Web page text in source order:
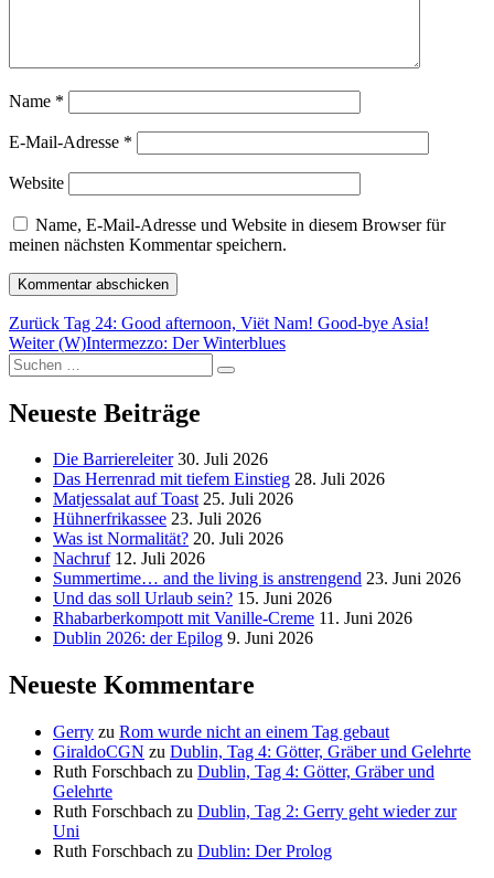
Name *
E-Mail-Adresse *
Website
Name, E-Mail-Adresse und Website in diesem Browser für
meinen nächsten Kommentar speichern.
Beitragsnavigation
Zurück Vorheriger
Beitrag:
Tag 24: Good afternoon, Viët Nam! Good-bye Asia!
Weiter Nächster
Beitrag:
(W)Intermezzo: Der Winterblues
Suchen
nach:
Suchen
Neueste Beiträge
Die Barriereleiter 30. Juli 2026
Das Herrenrad mit tiefem Einstieg 28. Juli 2026
Matjessalat auf Toast 25. Juli 2026
Hühnerfrikassee 23. Juli 2026
Was ist Normalität? 20. Juli 2026
Nachruf 12. Juli 2026
Summertime… and the living is anstrengend 23. Juni 2026
Und das soll Urlaub sein? 15. Juni 2026
Rhabarberkompott mit Vanille-Creme 11. Juni 2026
Dublin 2026: der Epilog 9. Juni 2026
Neueste Kommentare
Gerry zu Rom wurde nicht an einem Tag gebaut
GiraldoCGN zu Dublin, Tag 4: Götter, Gräber und Gelehrte
Ruth Forschbach zu Dublin, Tag 4: Götter, Gräber und
Gelehrte
Ruth Forschbach zu Dublin, Tag 2: Gerry geht wieder zur
Uni
Ruth Forschbach zu Dublin: Der Prolog